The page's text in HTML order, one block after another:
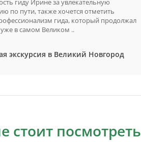
гиду Ирине за увлекательную
по пути, также хочется отметить
гида, который продолжал
в самом Великом ..
экскурсия в Великий Новгород
стоит посмотреть